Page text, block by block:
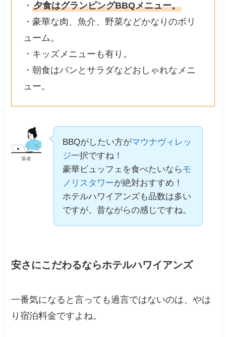
・ 夕食はグランピングBBQメニュー。
・豪華な肉、魚介、野菜などかなりのボリ
ューム。
・キッズメニューも有り。
・朝食はパンとサラダなどおしゃれなメニ
ュー。
筆者
BBQがしたい方がマウナヴィレッ
ジ一択ですね！
豪華ビュッフェを食べたいならモ
ノリスタワーが絶対おすすめ！
ホテルハワイアンズも品数は多い
ですが、昔ながらの感じですね。
安さにこだわるならホテルハワイアンズ
一番気になると言っても過言ではないのは、やは
り宿泊料金ですよね。